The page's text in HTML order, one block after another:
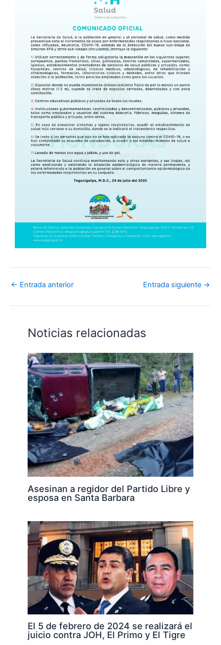
← Entrada anterior Entrada siguiente →
Noticias relacionadas
Asesinan a regidor del Partido Libre y
esposa en Santa Barbara
El 5 de febrero de 2024 se realizará el
juicio contra JOH, El Primo y El Tigre